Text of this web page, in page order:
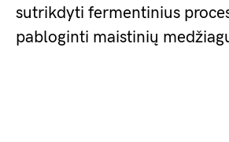
sutrikdyti fermentinius
pabloginti maistinių